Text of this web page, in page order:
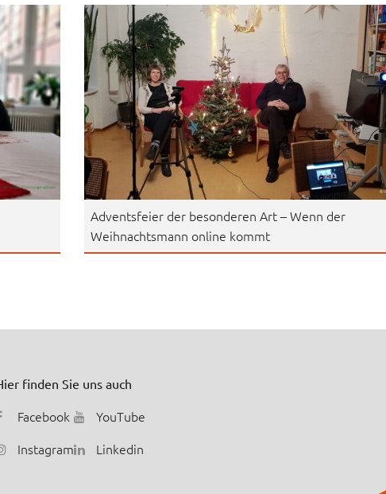
Adventsfeier der besonderen Art – Wenn der
Weihnachtsmann online kommt
finden Sie uns auch
Facebook
Instagram
YouTube
Linkedin